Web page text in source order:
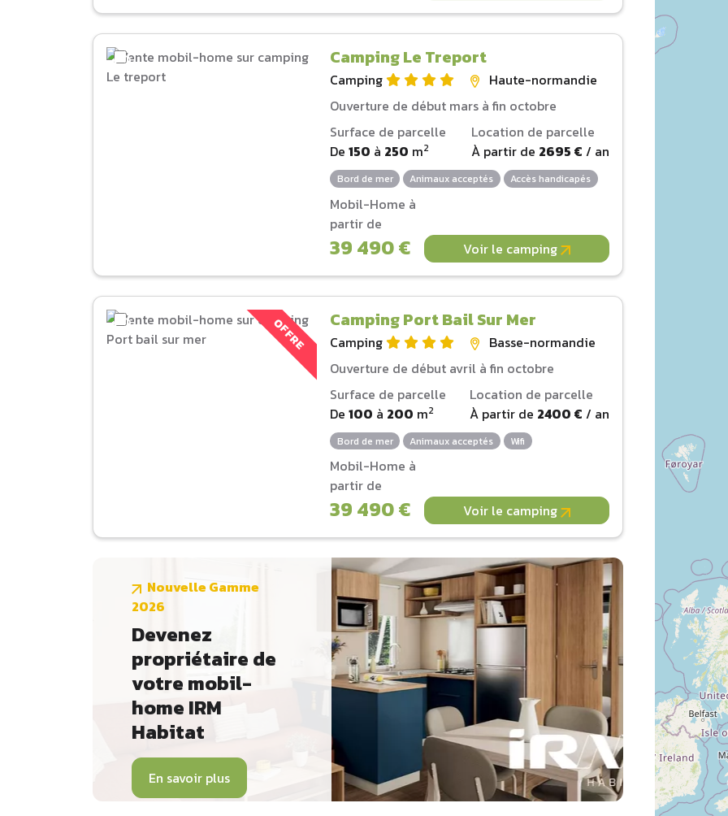
Camping Le Treport
Camping
Haute-normandie
Ouverture de début mars à fin octobre
Surface de parcelle
De150 à 250 m2
Location de parcelle
À partir de 2695 € / an
Bord de mer Animaux acceptés Accès handicapés
Mobil-Home à
partir de
39 490 € Voir le camping
OFFRE Camping Port Bail Sur Mer
Camping
Basse-normandie
Ouverture de début avril à fin octobre
Surface de parcelle
De100 à 200 m2
Location de parcelle
À partir de 2400 € / an
Bord de mer Animaux acceptés Wifi
Mobil-Home à
partir de
39 490 € Voir le camping
Nouvelle Gamme
2026
Devenez
propriétaire de
votre mobil-
home IRM
Habitat
En savoir plus